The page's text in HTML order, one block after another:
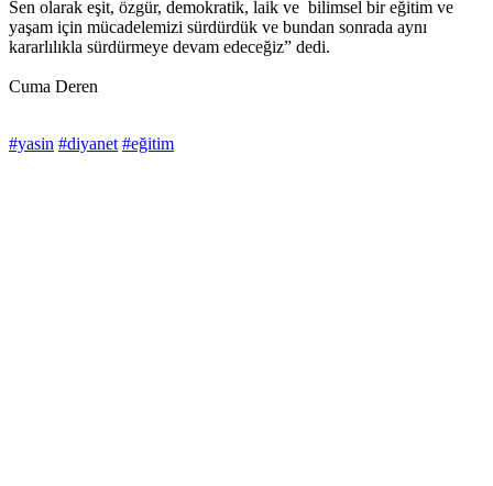
Sen olarak eşit, özgür, demokratik, laik ve bilimsel bir eğitim ve
yaşam için mücadelemizi sürdürdük ve bundan sonrada aynı
kararlılıkla sürdürmeye devam edeceğiz” dedi.
Cuma Deren
#yasin #diyanet #eğitim